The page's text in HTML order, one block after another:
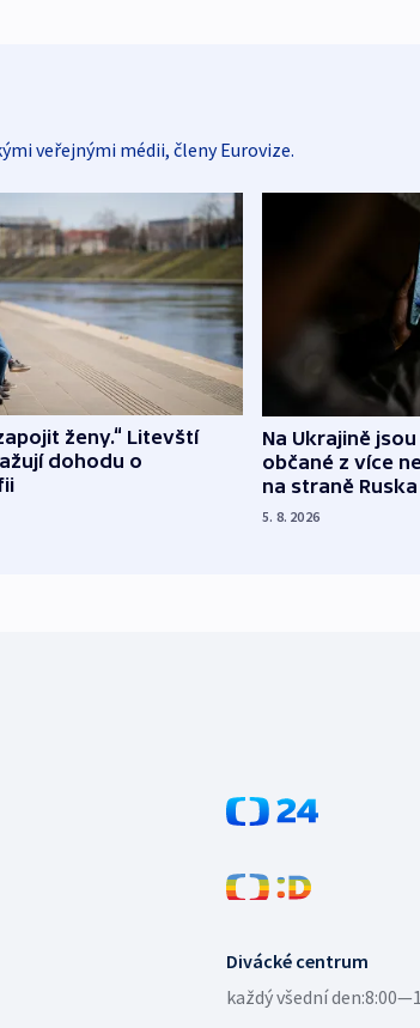
veřejnými médii, členy Eurovize.
ženy.“ Litevští
dohodu o
Na Ukrajině
občané z více
na straně Ruska
5. 8. 2026
Divácké centrum
každý všední den: